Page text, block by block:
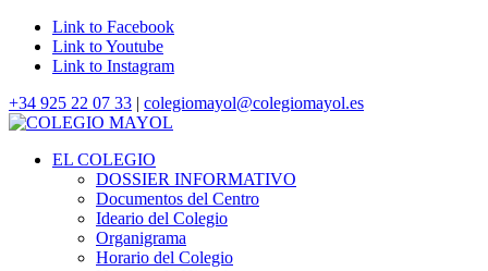
Link to Facebook
Link to Youtube
Link to Instagram
+34 925 22 07 33 | colegiomayol@colegiomayol.es
EL COLEGIO
DOSSIER INFORMATIVO
Documentos del Centro
Ideario del Colegio
Organigrama
Horario del Colegio